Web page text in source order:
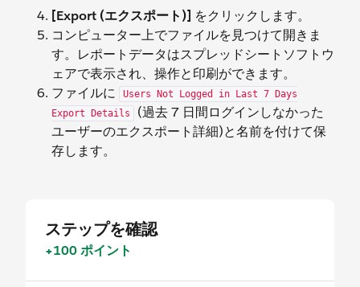
[Export (エクスポート)] をクリックします。
コンピューター上でファイルを見つけて開きま
す。レポートデータはスプレッドシートソフトウ
ェアで表示され、操作と印刷ができます。
ファイルに
Users Not Logged in Last 7 Days
Export Details
(過去 7 日間ログインしなかった
ユーザーのエクスポート詳細)と名前を付けて保
存します。
ステップを確認
+100 ポイント